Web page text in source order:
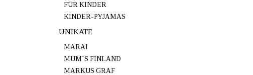
FÜR KINDER
KINDER-PYJAMAS
UNIKATE
MARAI
MUM`S FINLAND
MARKUS GRAF